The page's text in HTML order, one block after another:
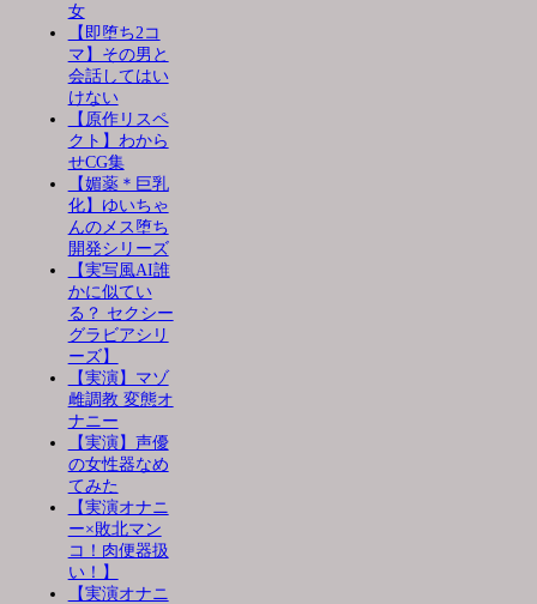
女
【即堕ち2コ
マ】その男と
会話してはい
けない
【原作リスペ
クト】わから
せCG集
【媚薬＊巨乳
化】ゆいちゃ
んのメス堕ち
開発シリーズ
【実写風AI誰
かに似てい
る？ セクシー
グラビアシリ
ーズ】
【実演】マゾ
雌調教 変態オ
ナニー
【実演】声優
の女性器なめ
てみた
【実演オナニ
ー×敗北マン
コ！肉便器扱
い！】
【実演オナニ